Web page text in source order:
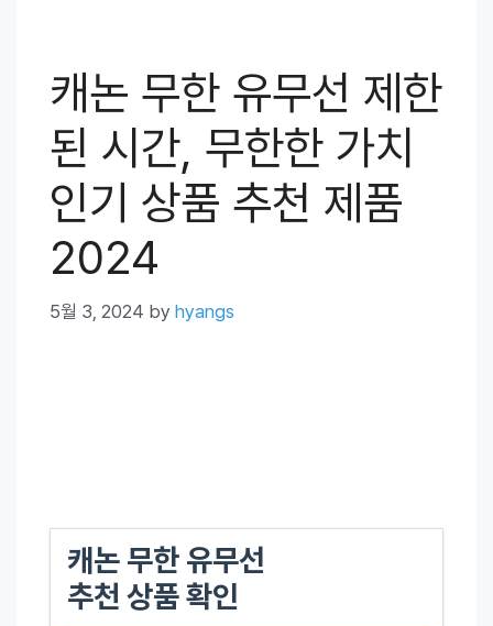
캐논 무한 유무선 제한
된 시간, 무한한 가치
인기 상품 추천 제품
2024
5월 3, 2024 by hyangs
캐논 무한 유무선
추천 상품 확인